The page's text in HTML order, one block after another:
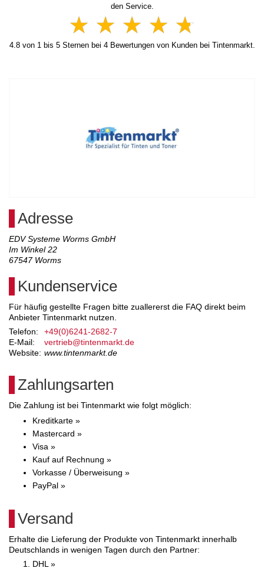
den Service.
4.8von 1 bis 5Sternen bei 4Bewertungen von Kunden bei Tintenmarkt.
Adresse
EDV Systeme Worms GmbH
Im Winkel 22
67547 Worms
Kundenservice
Für häufig gestellte Fragen bitte zuallererst die FAQ direkt beim
Anbieter Tintenmarkt nutzen.
Telefon:
+49(0)6241-2682-7
E-Mail:
vertrieb@tintenmarkt.de
Website: www.tintenmarkt.de
Zahlungsarten
Die Zahlung ist bei Tintenmarkt wie folgt möglich:
Kreditkarte »
Mastercard »
Visa »
Kauf auf Rechnung »
Vorkasse / Überweisung »
PayPal »
Versand
Erhalte die Lieferung der Produkte von Tintenmarkt innerhalb
Deutschlands in wenigen Tagen durch den Partner:
DHL »